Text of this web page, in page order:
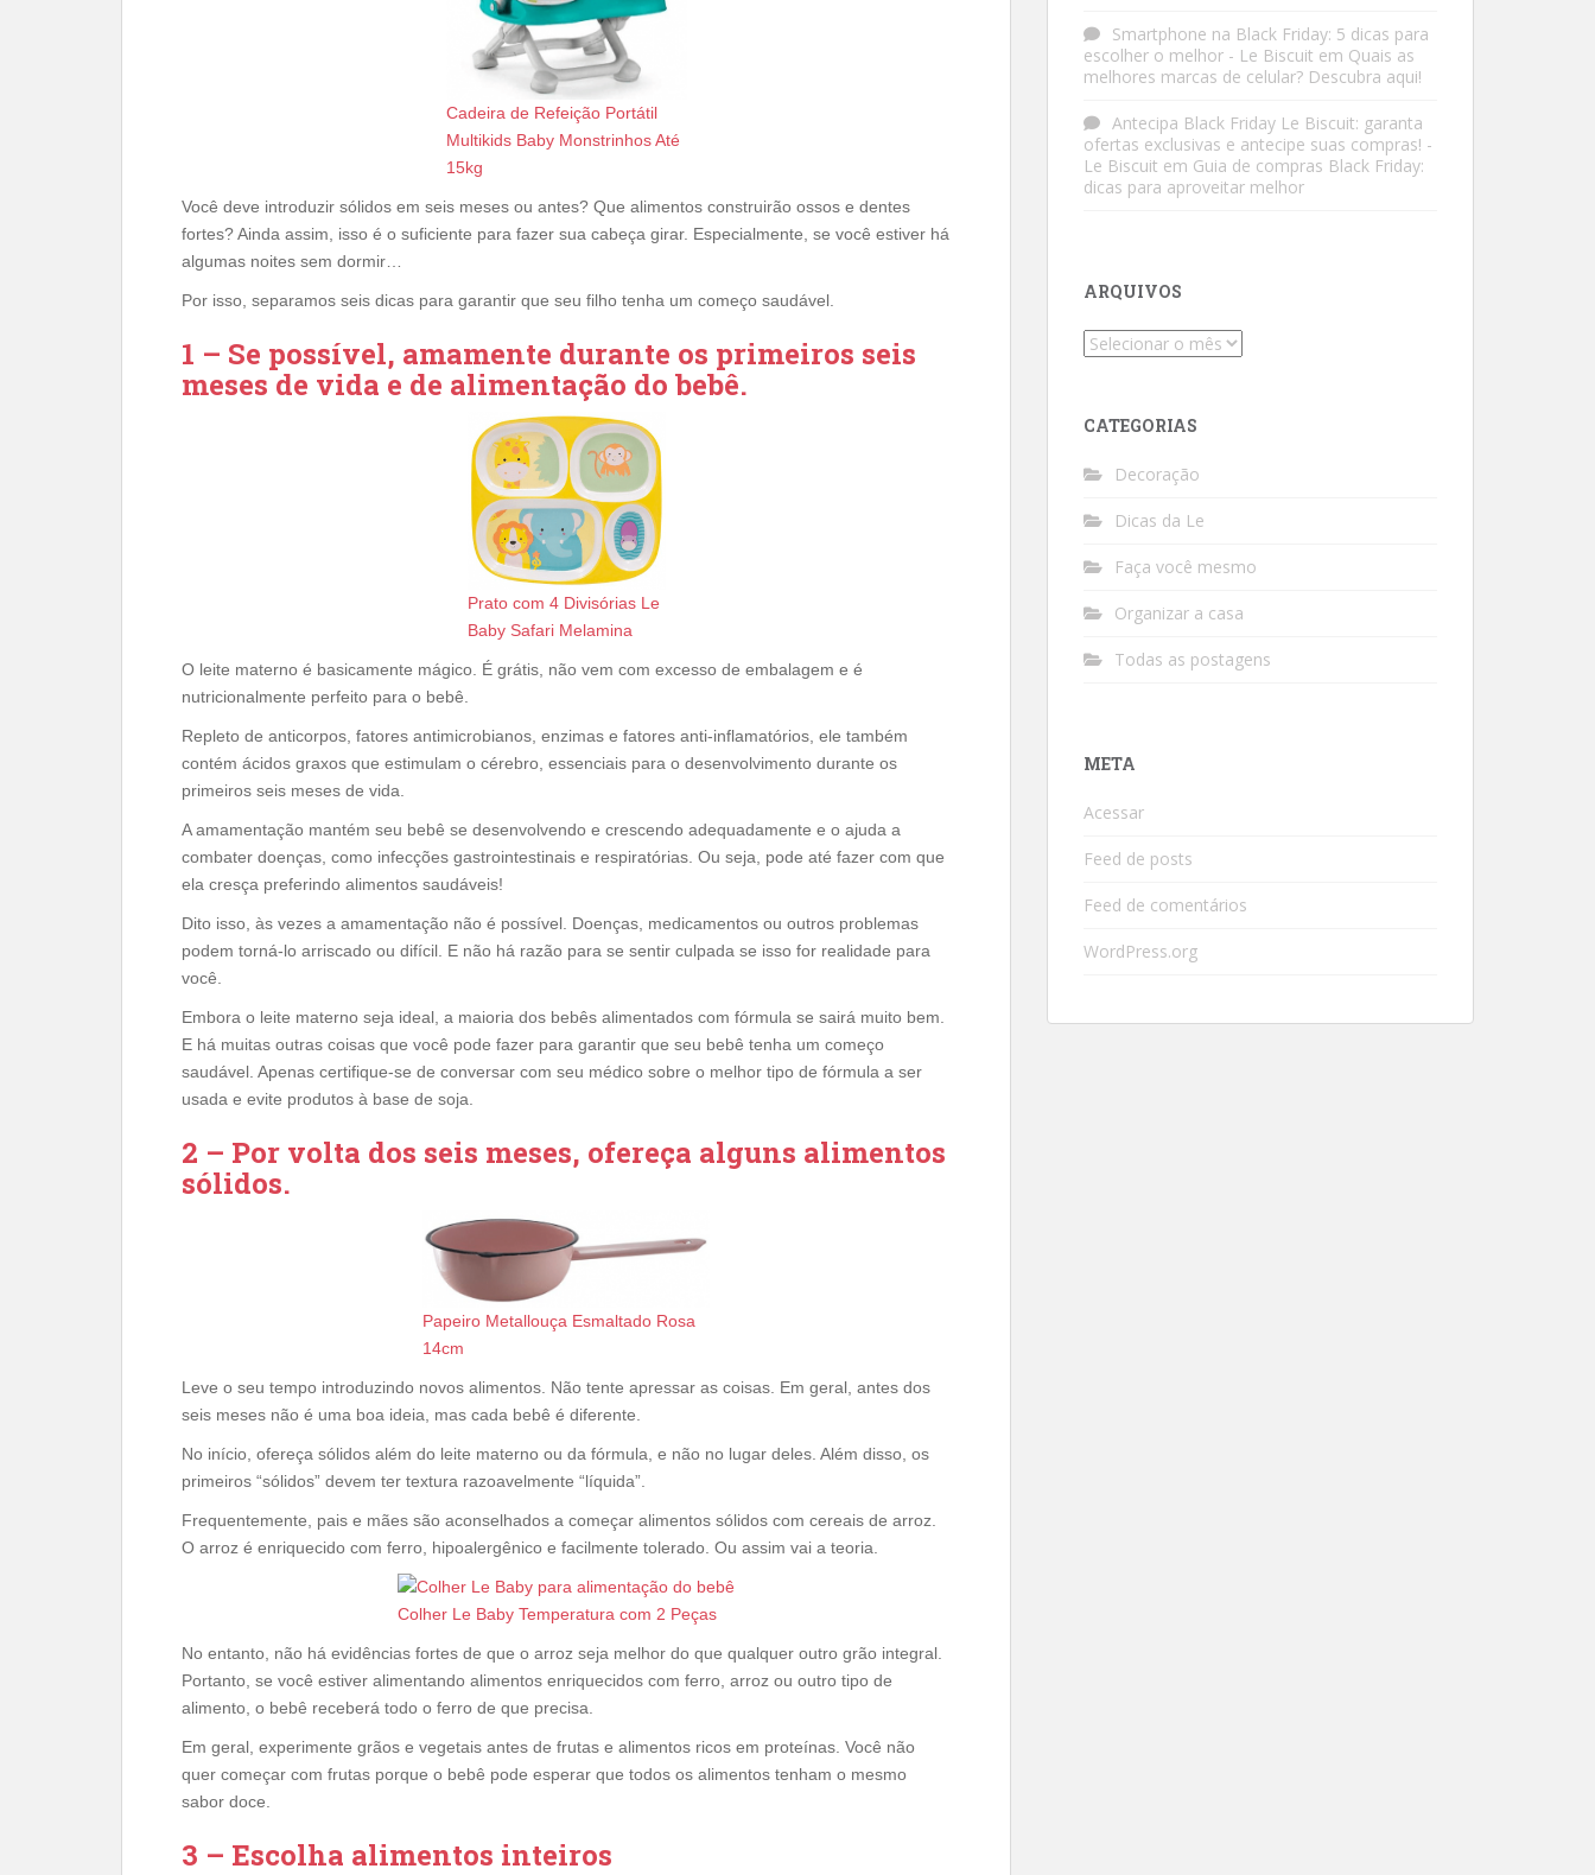
Cadeira de Refeição Portátil
Multikids Baby Monstrinhos Até
15kg
Você deve introduzir sólidos em seis meses ou antes? Que alimentos construirão ossos e dentes
fortes? Ainda assim, isso é o suficiente para fazer sua cabeça girar. Especialmente, se você estiver há
algumas noites sem dormir…
Por isso, separamos seis dicas para garantir que seu filho tenha um começo saudável.
1 – Se possível, amamente durante os primeiros seis
meses de vida e de alimentação do bebê.
Prato com 4 Divisórias Le
Baby Safari Melamina
O leite materno é basicamente mágico. É grátis, não vem com excesso de embalagem e é
nutricionalmente perfeito para o bebê.
Repleto de anticorpos, fatores antimicrobianos, enzimas e fatores anti-inflamatórios, ele também
contém ácidos graxos que estimulam o cérebro, essenciais para o desenvolvimento durante os
primeiros seis meses de vida.
A amamentação mantém seu bebê se desenvolvendo e crescendo adequadamente e o ajuda a
combater doenças, como infecções gastrointestinais e respiratórias. Ou seja, pode até fazer com que
ela cresça preferindo alimentos saudáveis!
Dito isso, às vezes a amamentação não é possível. Doenças, medicamentos ou outros problemas
podem torná-lo arriscado ou difícil. E não há razão para se sentir culpada se isso for realidade para
você.
Embora o leite materno seja ideal, a maioria dos bebês alimentados com fórmula se sairá muito bem.
E há muitas outras coisas que você pode fazer para garantir que seu bebê tenha um começo
saudável. Apenas certifique-se de conversar com seu médico sobre o melhor tipo de fórmula a ser
usada e evite produtos à base de soja.
2 – Por volta dos seis meses, ofereça alguns alimentos
sólidos.
Papeiro Metallouça Esmaltado Rosa
14cm
Leve o seu tempo introduzindo novos alimentos. Não tente apressar as coisas. Em geral, antes dos
seis meses não é uma boa ideia, mas cada bebê é diferente.
No início, ofereça sólidos além do leite materno ou da fórmula, e não no lugar deles. Além disso, os
primeiros “sólidos” devem ter textura razoavelmente “líquida”.
Frequentemente, pais e mães são aconselhados a começar alimentos sólidos com cereais de arroz.
O arroz é enriquecido com ferro, hipoalergênico e facilmente tolerado. Ou assim vai a teoria.
Colher Le Baby Temperatura com 2 Peças
No entanto, não há evidências fortes de que o arroz seja melhor do que qualquer outro grão integral.
Portanto, se você estiver alimentando alimentos enriquecidos com ferro, arroz ou outro tipo de
alimento, o bebê receberá todo o ferro de que precisa.
Em geral, experimente grãos e vegetais antes de frutas e alimentos ricos em proteínas. Você não
quer começar com frutas porque o bebê pode esperar que todos os alimentos tenham o mesmo
sabor doce.
3 – Escolha alimentos inteiros
Smartphone na Black Friday: 5 dicas para
escolher o melhor - Le Biscuit em Quais as
melhores marcas de celular? Descubra aqui!
Antecipa Black Friday Le Biscuit: garanta
ofertas exclusivas e antecipe suas compras! -
Le Biscuit em Guia de compras Black Friday:
dicas para aproveitar melhor
ARQUIVOS
Arquivos
CATEGORIAS
Decoração
Dicas da Le
Faça você mesmo
Organizar a casa
Todas as postagens
META
Acessar
Feed de posts
Feed de comentários
WordPress.org